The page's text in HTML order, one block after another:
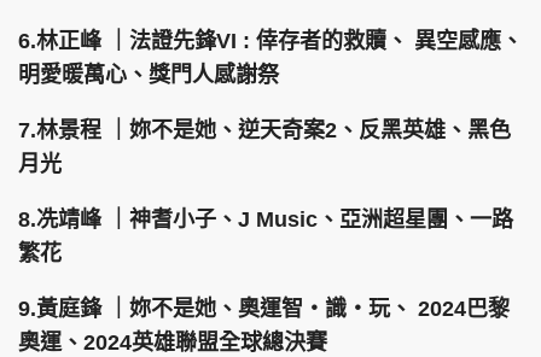
6.林正峰 ｜法證先鋒VI : 倖存者的救贖、 異空感應、
明愛暖萬心、獎門人感謝祭
7.林景程 ｜妳不是她、逆天奇案2、反黑英雄、黑色
月光
8.冼靖峰 ｜神耆小子、J Music、亞洲超星團、一路
繁花
9.黃庭鋒 ｜妳不是她、奧運智‧識‧玩、 2024巴黎
奧運、2024英雄聯盟全球總決賽